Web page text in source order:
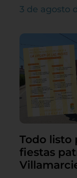
3 de agosto
Todo listo
fiestas